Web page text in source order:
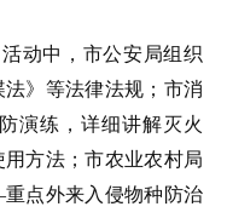
动中，市公安局组织
》等法律法规；市消
演练，详细讲解灭火
方法；市农业农村局
点外来入侵物种防治